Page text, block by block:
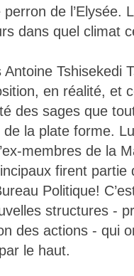
de l’Elysée.
dans quel climat
Tshisekedi
en réalité, et
des sages que
de la plate forme.
membres de la
firent partie
Politique!
structures -
des actions - qui
le haut.